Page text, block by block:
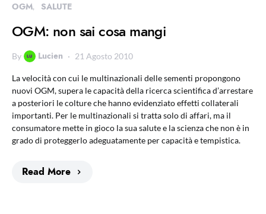
OGM SALUTE
OGM: non sai cosa mangi
By Lucien 21 Agosto 2010
La velocità con cui le multinazionali delle sementi propongono
nuovi OGM, supera le capacità della ricerca scientifica d’arrestare
a posteriori le colture che hanno evidenziato effetti collaterali
importanti. Per le multinazionali si tratta solo di affari, ma il
consumatore mette in gioco la sua salute e la scienza che non è in
grado di proteggerlo adeguatamente per capacità e tempistica.
Read More